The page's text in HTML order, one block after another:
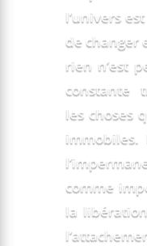
l’univers
de changer
rien n’est
constante
les choses
immobiles.
comme
la